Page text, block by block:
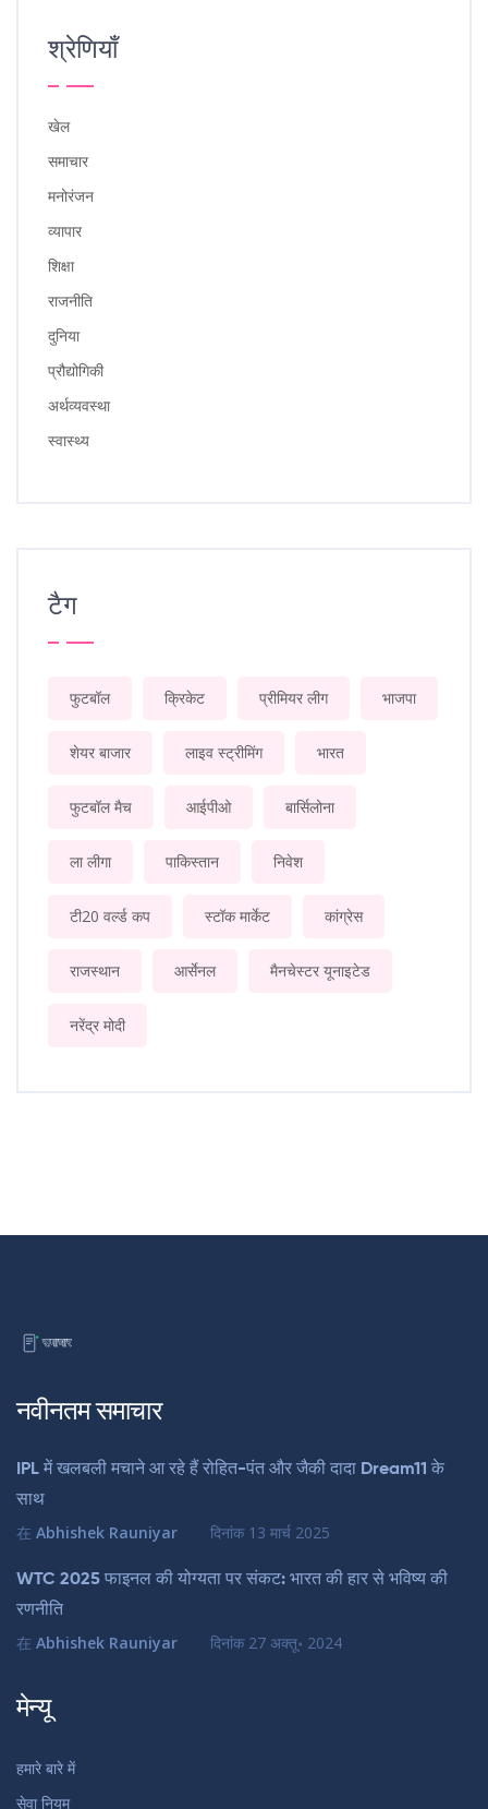
श्रेणियाँ
खेल
समाचार
मनोरंजन
व्यापार
शिक्षा
राजनीति
दुनिया
प्रौद्योगिकी
अर्थव्यवस्था
स्वास्थ्य
टैग
फुटबॉल क्रिकेट प्रीमियर लीग भाजपा
शेयर बाजार लाइव स्ट्रीमिंग भारत
फुटबॉल मैच आईपीओ बार्सिलोना
ला लीगा पाकिस्तान निवेश
टी20 वर्ल्ड कप स्टॉक मार्केट कांग्रेस
राजस्थान आर्सेनल मैनचेस्टर यूनाइटेड
नरेंद्र मोदी
नवीनतम समाचार
IPL में खलबली मचाने आ रहे हैं रोहित-पंत और जैकी दादा Dream11 के
साथ
在 Abhishek Rauniyar दिनांक 13 मार्च 2025
WTC 2025 फाइनल की योग्यता पर संकट: भारत की हार से भविष्य की
रणनीति
在 Abhishek Rauniyar दिनांक 27 अक्तू॰ 2024
मेन्यू
हमारे बारे में
सेवा नियम